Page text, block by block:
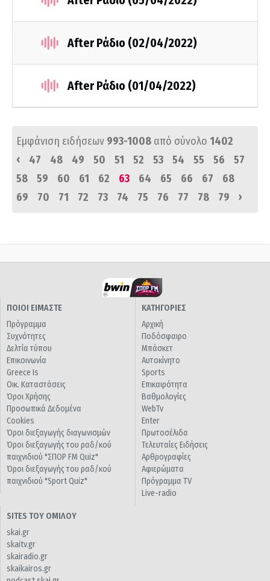
After Ράδιο (02/04/2022)
After Ράδιο (01/04/2022)
Εμφάνιση ειδήσεων 993-1008 από σύνολο 1402
‹
47 48 49 50 51 52 53 54 55 56
57
58
59 60 61 62 63 64 65 66 67
68
69
70 71 72 73 74 75 76 77 78 79 ›
ΠΟΙΟΙ ΕΙΜΑΣΤΕ
Πρόγραμμα
Συχνότητες
Δελτία τύπου
Επικοινωνία
Greece Is
Οικ. Καταστάσεις
Όροι Χρήσης
Προσωπικά Δεδομένα
Cookies
Όροι διεξαγωγής διαγωνισμών
Όροι διεξαγωγής του ραδ/κού
παιχνιδιού "ΣΠΟΡ FM Quiz"
Όροι διεξαγωγής του ραδ/κού
παιχνιδιού "Sport Quiz"
ΚΑΤΗΓΟΡΙΕΣ
Αρχική
Ποδόσφαιρο
Μπάσκετ
Αυτοκίνητο
Sports
Επικαιρότητα
Βαθμολογίες
WebTv
Enter
Πρωτοσέλιδα
Τελευταίες Ειδήσεις
Αρθρογραφίες
Αφιερώματα
Πρόγραμμα TV
Live-radio
SITES ΤΟΥ ΟΜΙΛΟΥ
skai.gr
skaitv.gr
skairadio.gr
skaikairos.gr